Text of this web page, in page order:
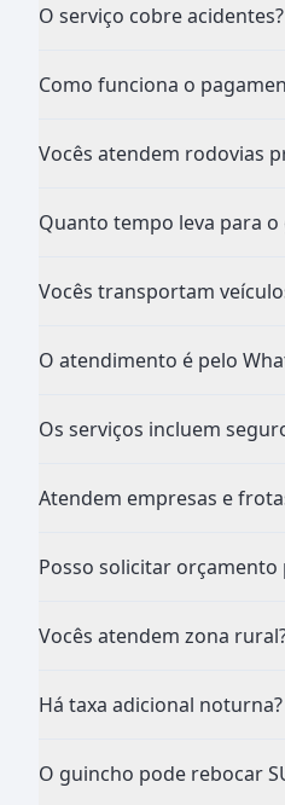
O serviço cobre acidentes?
Como funciona o
Vocês atendem rodovias
Quanto tempo leva para
Vocês transportam
O atendimento é pelo
Os serviços incluem
Atendem empresas e
Posso solicitar orçamento
Vocês atendem zona
Há taxa adicional noturna?
O guincho pode rebocar